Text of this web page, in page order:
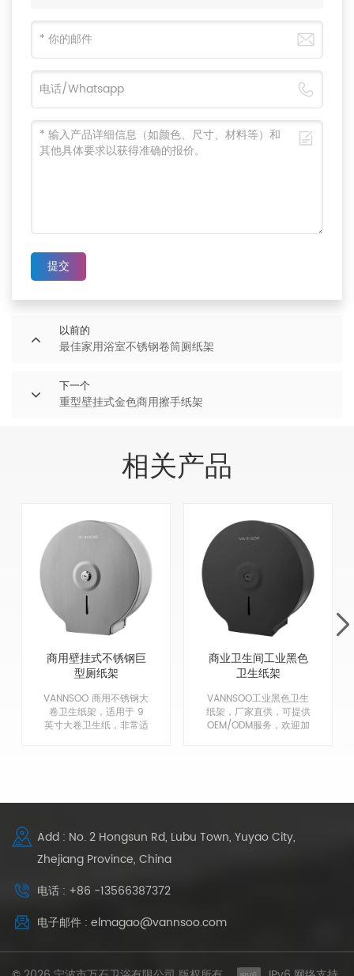
提交
以前的
最佳家用浴室不锈钢卷筒厕纸架
下一个
重型壁挂式金色商用擦手纸架
相关产品
商用壁挂式不锈钢巨
型厕纸架
VANNSOO 商用不锈钢大
卷卫生纸架，适用于 9
英寸大卷卫生纸，非常适
商业卫生间工业黑色
卫生纸架
VANNSOO工业黑色卫生
纸架，厂家直供，可提供
OEM/ODM服务，欢迎加
Add : No. 2 Hongsun Rd, Lubu Town, Yuyao City,
Zhejiang Province, China
电话 : +86 -13566387372
电子邮件 : elmagao@vannsoo.com